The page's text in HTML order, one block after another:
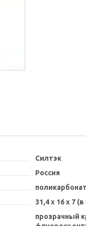
Силтэк
Россия
31,4 х 16 х 7
прозрачный